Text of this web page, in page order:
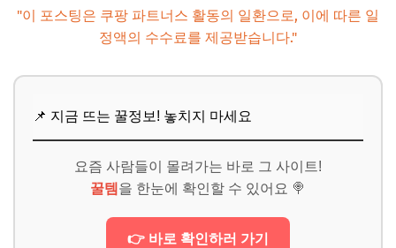
"이 포스팅은 쿠팡 파트너스 활동의 일환으로, 이에 따른 일
정액의 수수료를 제공받습니다."
📌 지금 뜨는 꿀정보! 놓치지 마세요
요즘 사람들이 몰려가는 바로 그 사이트!
꿀템 을 한눈에 확인할 수 있어요 🍭
👉 바로 확인하러 가기